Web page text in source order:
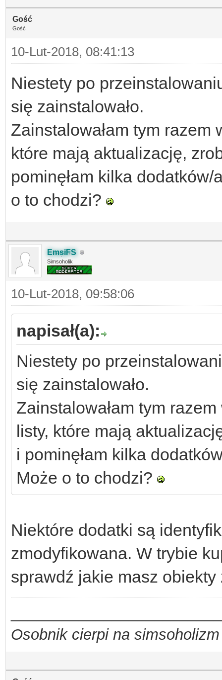
Gość
Gość
10-Lut-2018, 08:41:13
Niestety po
się zainstalowało.
Zainstalowałam tym
które mają aktualizację,
pominęłam kilka
o to chodzi?
EmsiFS
Simsoholik
10-Lut-2018, 09:58:06
napisał(a):
Niestety po
się zainstalowało.
Zainstalowałam tym
listy, które mają
i pominęłam kilka
Może o to chodzi?
Niektóre dodatki są
zmodyfikowana. W trybie
sprawdź jakie masz
Osobnik cierpi na